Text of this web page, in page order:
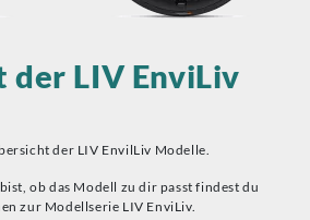
der LIV EnviLiv
der LIV EnvilLiv Modelle.
ob das Modell zu dir passt findest du
zur Modellserie LIV EnviLiv.